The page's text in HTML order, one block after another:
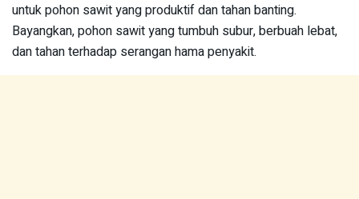
untuk pohon sawit yang produktif dan tahan banting.
Bayangkan, pohon sawit yang tumbuh subur, berbuah lebat,
dan tahan terhadap serangan hama penyakit.